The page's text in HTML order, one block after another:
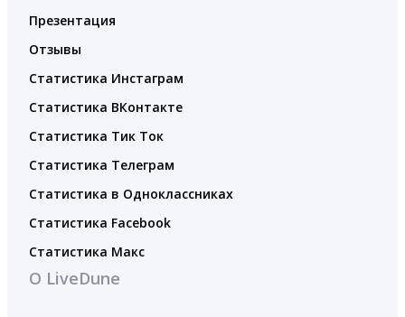
Презентация
Отзывы
Статистика Инстаграм
Статистика ВКонтакте
Статистика Тик Ток
Статистика Телеграм
Статистика в Одноклассниках
Статистика Facebook
Статистика Макс
О LiveDune